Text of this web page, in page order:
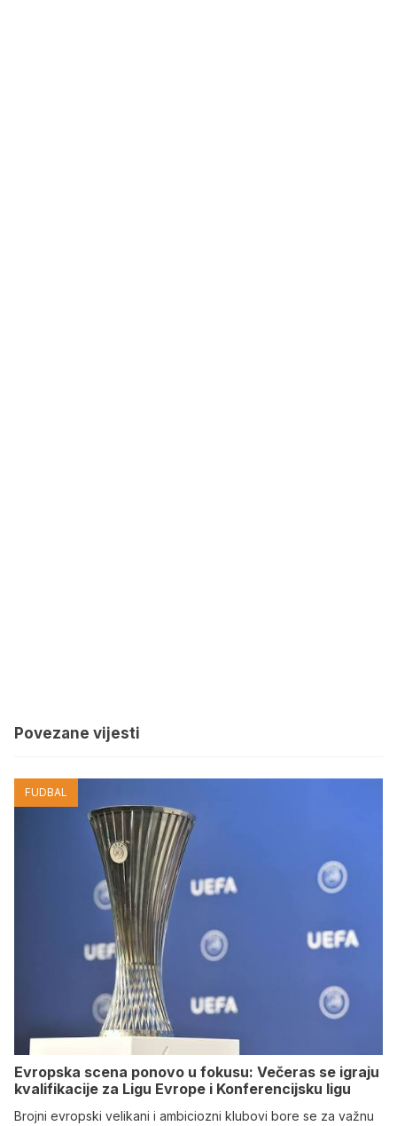
Povezane vijesti
FUDBAL
Evropska scena ponovo u fokusu: Večeras se igraju
kvalifikacije za Ligu Evrope i Konferencijsku ligu
Brojni evropski velikani i ambiciozni klubovi bore se za važnu